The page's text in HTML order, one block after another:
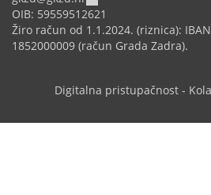
sends
e-
mail)
OIB: 59559512621
Žiro račun od 1.1.2024. (riznica):
1852000009 (račun Grada Zadra).
Digitalna pristupačnost -